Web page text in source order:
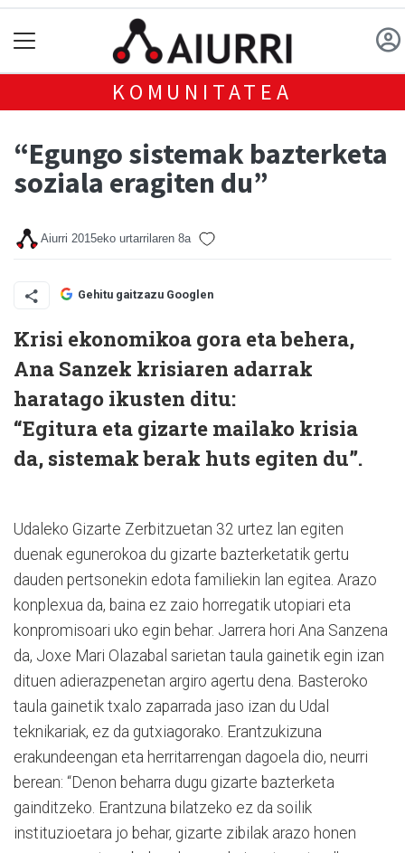
KOMUNITATEA
“Egungo sistemak bazterketa
soziala eragiten du”
Aiurri 2015eko urtarrilaren 8a
Gehitu gaitzazu Googlen
Krisi ekonomikoa gora eta behera,
Ana Sanzek krisiaren adarrak
haratago ikusten ditu:
“Egitura eta gizarte mailako krisia
da, sistemak berak huts egiten du”.
Udaleko Gizarte Zerbitzuetan 32 urtez lan egiten
duenak egunerokoa du gizarte bazterketatik gertu
dauden pertsonekin edota familiekin lan egitea. Arazo
konplexua da, baina ez zaio horregatik utopiari eta
konpromisoari uko egin behar. Jarrera hori Ana Sanzena
da, Joxe Mari Olazabal sarietan taula gainetik egin izan
dituen adierazpenetan argiro agertu dena. Basteroko
taula gainetik txalo zaparrada jaso izan du Udal
teknikariak, ez da gutxiagorako. Erantzukizuna
erakundeengan eta herritarrengan dagoela dio, neurri
berean: “Denon beharra dugu gizarte bazterketa
gainditzeko. Erantzuna bilatzeko ez da soilik
instituzioetara jo behar, gizarte zibilak arazo honen